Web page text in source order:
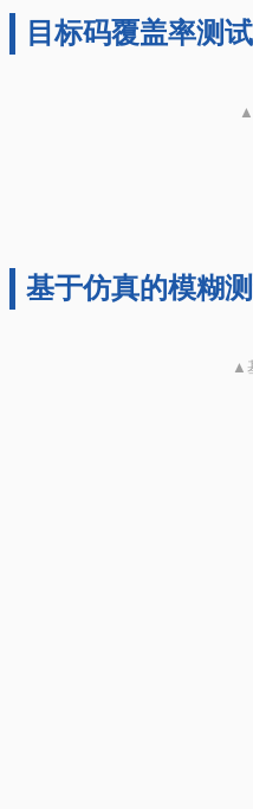
目标码覆盖率测
基于仿真的模糊
▲